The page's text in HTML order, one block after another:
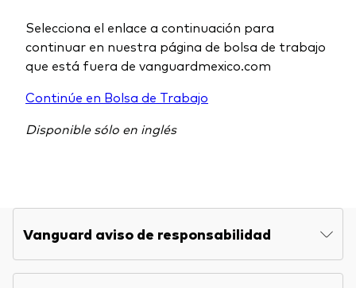
Indices de producto
Sobre nuestros productos de inversión
ETFs indexados
Fondos Mutuos
Material de Soporte
Economía y Mercado
Opinión de Experto
Explore
Fundamentos de ETF
Back to main menu
Acerca de Vanguard
Selecciona el enlace a continuación para
continuar en nuestra página de bolsa de trabajo
que está fuera de vanguardmexico.com
Continúe en Bolsa de Trabajo
Disponible sólo en inglés
Vanguard aviso de responsabilidad